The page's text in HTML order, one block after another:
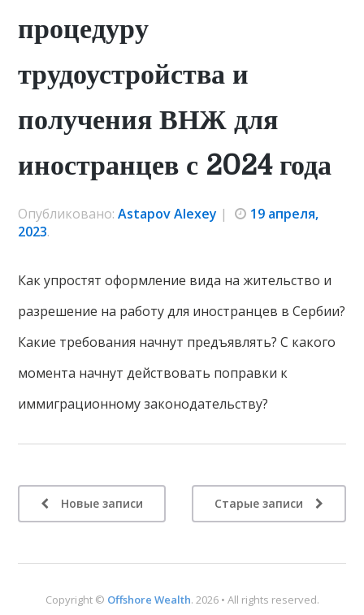
процедуру
трудоустройства и
получения ВНЖ для
иностранцев с 2024 года
Опубликовано:Astapov Alexey |
19 апреля,
2023.
Как упростят оформление вида на жительство и
разрешение на работу для иностранцев в Сербии?
Какие требования начнут предъявлять? С какого
момента начнут действовать поправки к
иммиграционному законодательству?
Старые записи
Новые записи
Copyright © Offshore Wealth. 2026 • All rights reserved.